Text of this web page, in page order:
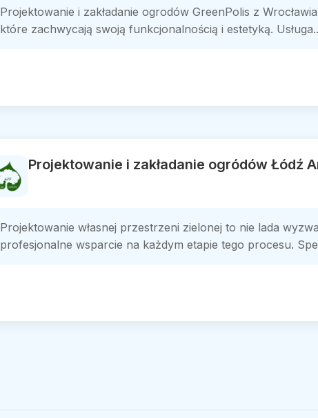
Projektowanie i zakładanie ogrodów GreenPolis z
które zachwycają swoją funkcjonalnością i estetyką.
Projektowanie i zakładanie ogródów Łódź
Projektowanie własnej przestrzeni zielonej to nie lada
profesjonalne wsparcie na każdym etapie tego procesu.